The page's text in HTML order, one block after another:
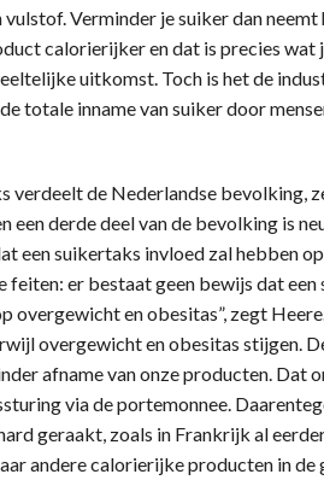
vulstof. Verminder je suiker dan
calorierijker en dat is precies
uitkomst. Toch is het de
totale inname van suiker door
verdeelt de Nederlandse bevolking,
een derde deel van de bevolking is
een suikertaks invloed zal hebben
feiten: er bestaat geen bewijs dat
overgewicht en obesitas”, zegt
overgewicht en obesitas stijgen.
afname van onze producten. Dat
via de portemonnee.
geraakt, zoals in Frankrijk al
andere calorierijke producten in